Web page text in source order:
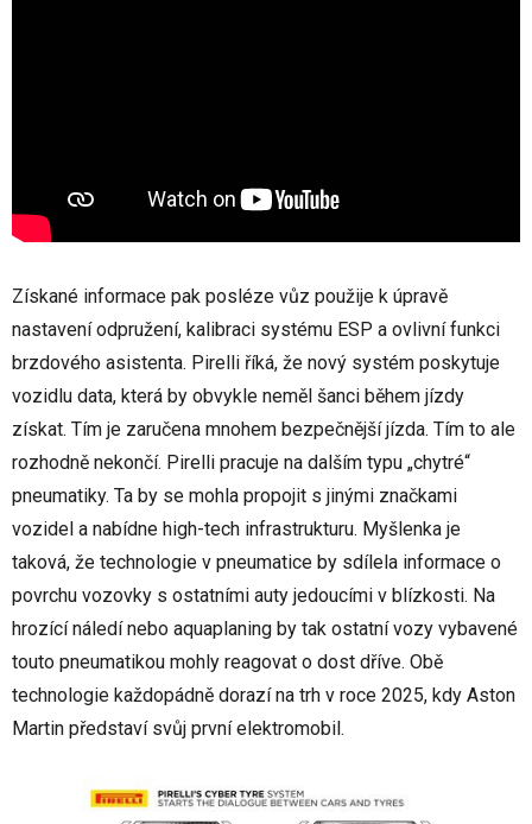
Získané informace pak posléze vůz použije k úpravě
nastavení odpružení, kalibraci systému ESP a ovlivní funkci
brzdového asistenta. Pirelli říká, že nový systém poskytuje
vozidlu data, která by obvykle neměl šanci během jízdy
získat. Tím je zaručena mnohem bezpečnější jízda. Tím to ale
rozhodně nekončí. Pirelli pracuje na dalším typu „chytré“
pneumatiky. Ta by se mohla propojit s jinými značkami
vozidel a nabídne high-tech infrastrukturu. Myšlenka je
taková, že technologie v pneumatice by sdílela informace o
povrchu vozovky s ostatními auty jedoucími v blízkosti. Na
hrozící náledí nebo aquaplaning by tak ostatní vozy vybavené
touto pneumatikou mohly reagovat o dost dříve. Obě
technologie každopádně dorazí na trh v roce 2025, kdy Aston
Martin představí svůj první elektromobil.